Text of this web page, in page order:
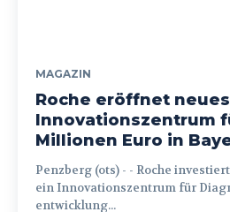
MAGAZIN
Roche eröffnet
Innovationszentrum
Millionen Euro in
Penzberg (ots) - - Roche investiert 300 Millionen Euro in
ein Innovationszentrum für
entwicklung...